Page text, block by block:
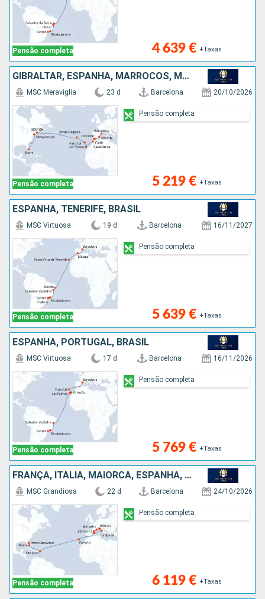
Pensão completa 4 639 € +Taxas
GIBRALTAR, ESPANHA, MARROCOS, MAIORCA, PORTUGAL, ESTADOS UNIDOS
Pensão completa
MSC Meraviglia 23 d Barcelona 20/10/2026
5 219 € +Taxas
Pensão completa
ESPANHA, TENERIFE, BRASIL
Pensão completa
MSC Virtuosa 19 d Barcelona 16/11/2027
5 639 € +Taxas
Pensão completa
ESPANHA, PORTUGAL, BRASIL
Pensão completa
MSC Virtuosa 17 d Barcelona 16/11/2026
5 769 € +Taxas
Pensão completa
FRANÇA, ITÁLIA, MAIORCA, ESPANHA, PORTUGAL, PORTO RICO, ESTADOS UNIDOS
Pensão completa
MSC Grandiosa 22 d Barcelona 24/10/2026
6 119 € +Taxas
Pensão completa